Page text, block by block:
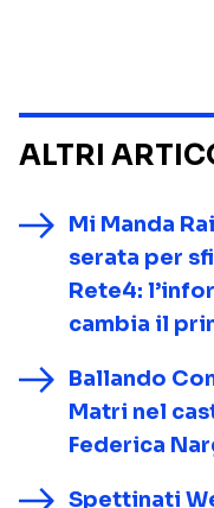
ALTRI
Mi Manda
serata per
Rete4:
cambia il
Ballando
Matri nel
Federica
Spettinati